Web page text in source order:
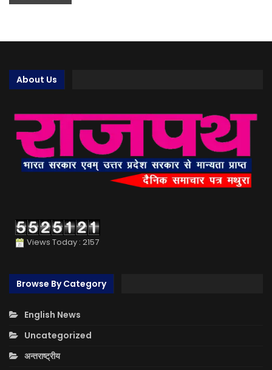
About Us
Views Today : 2157
Browse By Category
English News
Uncategorized
अन्तराष्ट्रीय